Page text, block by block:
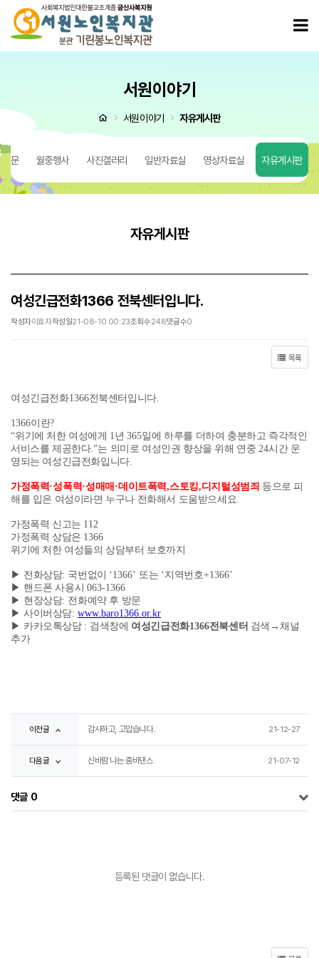
여성긴급전화1366 전북센터입니다. > 자유게시판
서원이야기
처음으로서원이야기 자유게시판
질문 월중행사 사진갤러리 일반자료실 영상자료실 자유게시판
자유게시판
여성긴급전화1366 전북센터입니다.
작성자이효자작성일21-08-10 00:23조회수248댓글수0
목록
여성긴급전화1366전북센터입니다.
1366이란?
“위기에 처한 여성에게 1년365일에 하루를 더하여 충분하고 즉각적인
서비스를 제공한다.”는 의미로 여성인권 향상을 위해 연중 24시간 운
영되는 여성긴급전화입니다.
가정폭력·성폭력·성매매 ·데이트폭력,스토킹,디지털성범죄 등으로 피
해를 입은 여성이라면 누구나 전화해서 도움받으세요
가정폭력 신고는 112
가정폭력 상담은 1366
위기에 처한 여성들의 상담부터 보호까지
▶ 전화상담: 국번없이 ‘1366’ 또는 ‘지역번호+1366’
▶ 핸드폰 사용시 063-1366
▶ 현장상담: 전화예약 후 방문
▶ 사이버상담: www.baro1366.or.kr
▶ 카카오톡상담 : 검색창에 여성긴급전화1366전북센터 검색 → 채널
추가
이전글 감사하고, 고맙습니다. 21-12-27
다음글 신바람 나는 줌바댄스 21-07-12
댓글 0
등록된 댓글이 없습니다.